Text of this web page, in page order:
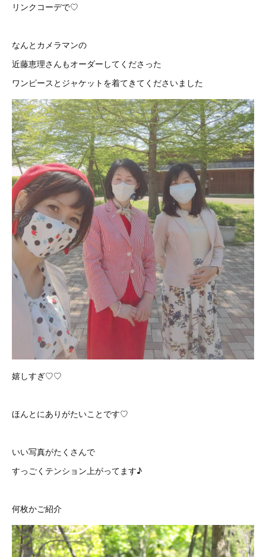
リンクコーデで♡
なんとカメラマンの
近藤恵理さんもオーダーしてくださった
ワンピースとジャケットを着てきてくださいました
嬉しすぎ♡♡
ほんとにありがたいことです♡
いい写真がたくさんで
すっごくテンション上がってます♪
何枚かご紹介